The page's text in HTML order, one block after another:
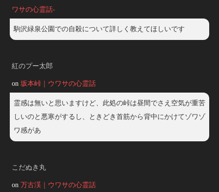
ワサの心霊話-
駒沢緑泉公園での自殺について詳しく教えてほしいです
紅のプー太郎
on 坂本峠｜ウワサの心霊話
霊感は無いと思いますけど、此処の峠は昼間でさえ空気が重苦
しいのと悪寒がするし、ときどき首筋から背中にかけてゾワゾ
ワ感があ
こだぬき丸
on 万古渓｜ウワサの心霊話